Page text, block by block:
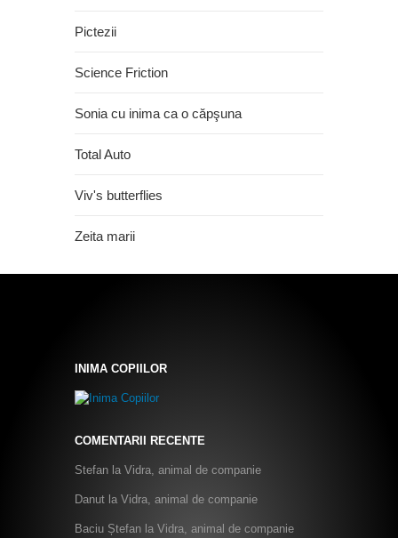
Pictezii
Science Friction
Sonia cu inima ca o căpşuna
Total Auto
Viv's butterflies
Zeita marii
INIMA COPIILOR
COMENTARII RECENTE
Stefan la Vidra, animal de companie
Danut la Vidra, animal de companie
Baciu Ștefan la Vidra, animal de companie